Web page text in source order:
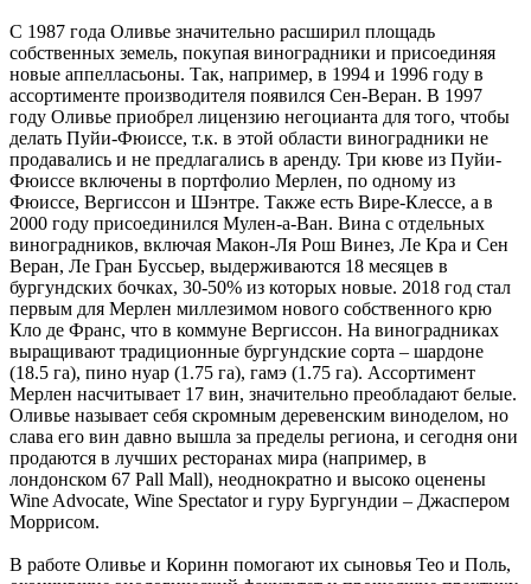
С 1987 года Оливье значительно расширил площадь
собственных земель, покупая виноградники и присоединяя
новые аппелласьоны. Так, например, в 1994 и 1996 году в
ассортименте производителя появился Сен-Веран. В 1997
году Оливье приобрел лицензию негоцианта для того, чтобы
делать Пуйи-Фюиссе, т.к. в этой области виноградники не
продавались и не предлагались в аренду. Три кюве из Пуйи-
Фюиссе включены в портфолио Мерлен, по одному из
Фюиссе, Вергиссон и Шэнтре. Также есть Вире-Клессе, а в
2000 году присоединился Мулен-а-Ван. Вина с отдельных
виноградников, включая Макон-Ля Рош Винез, Ле Кра и Сен
Веран, Ле Гран Буссьер, выдерживаются 18 месяцев в
бургундских бочках, 30-50% из которых новые. 2018 год стал
первым для Мерлен миллезимом нового собственного крю
Кло де Франс, что в коммуне Вергиссон. На виноградниках
выращивают традиционные бургундские сорта – шардоне
(18.5 га), пино нуар (1.75 га), гамэ (1.75 га). Ассортимент
Мерлен насчитывает 17 вин, значительно преобладают белые.
Оливье называет себя скромным деревенским виноделом, но
слава его вин давно вышла за пределы региона, и сегодня они
продаются в лучших ресторанах мира (например, в
лондонском 67 Pall Mall), неоднократно и высоко оценены
Wine Advocate, Wine Spectator и гуру Бургундии – Джаспером
Моррисом.
В работе Оливье и Коринн помогают их сыновья Тео и Поль,